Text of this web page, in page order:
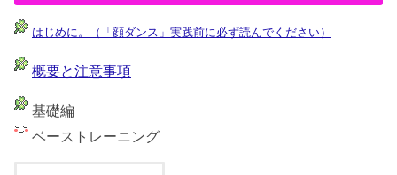
はじめに。（「顔ダンス」実践前に必ず読んでください）
概要と注意事項
基礎編
ベーストレーニング